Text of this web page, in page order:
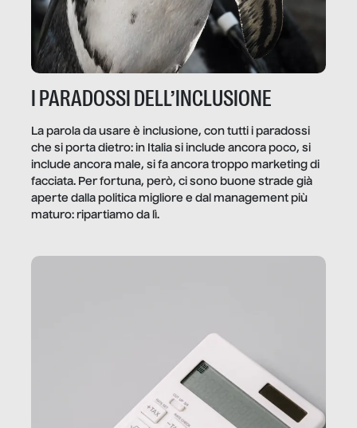
I PARADOSSI DELL’INCLUSIONE
La parola da usare è inclusione, con tutti i paradossi
che si porta dietro: in Italia si include ancora poco, si
include ancora male, si fa ancora troppo marketing di
facciata. Per fortuna, però, ci sono buone strade già
aperte dalla politica migliore e dal management più
maturo: ripartiamo da lì.